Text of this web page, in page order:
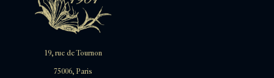
19, rue de Tournon
75006, Paris